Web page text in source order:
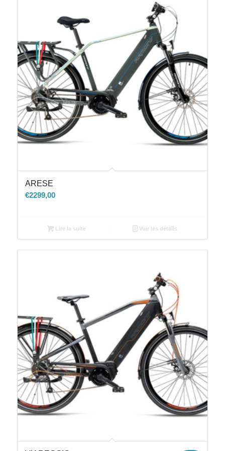
ARESE
€2299,00
Lire la suite Voir les détails